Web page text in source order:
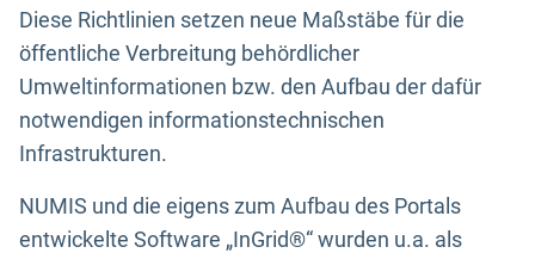
Diese Richtlinien setzen neue Maßstäbe für die
öffentliche Verbreitung behördlicher
Umweltinformationen bzw. den Aufbau der dafür
notwendigen informationstechnischen
Infrastrukturen.
NUMIS und die eigens zum Aufbau des Portals
entwickelte Software „InGrid®“ wurden u.a. als